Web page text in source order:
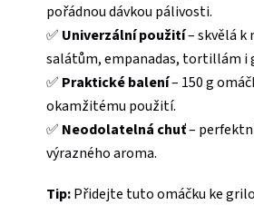
pořádnou dávkou pálivosti.
✅ Univerzální použití– skvělá k
salátům, empanadas, tortillám i
✅ Praktické balení– 150 g
okamžitému použití.
✅ Neodolatelná chuť–
výrazného aroma.
Tip:Přidejte tuto omáčku ke